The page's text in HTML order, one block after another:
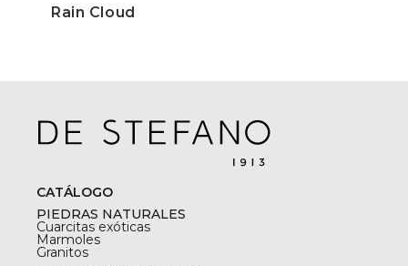
Rain Cloud
CATÁLOGO
PIEDRAS NATURALES
Cuarcitas exóticas
Marmoles
Granitos